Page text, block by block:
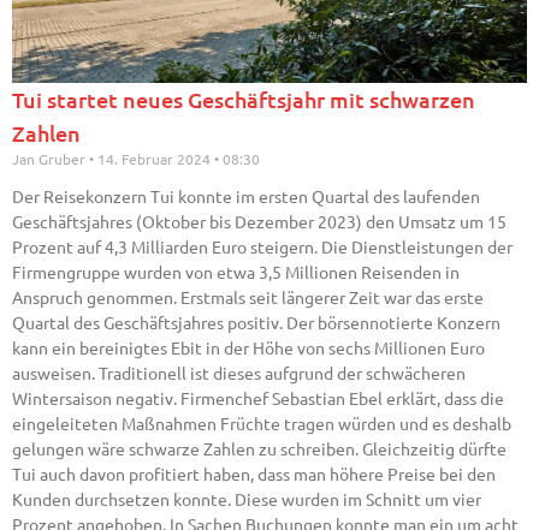
Tui startet neues Geschäftsjahr mit schwarzen
Zahlen
Jan Gruber 14. Februar 2024 08:30
Der Reisekonzern Tui konnte im ersten Quartal des laufenden
Geschäftsjahres (Oktober bis Dezember 2023) den Umsatz um 15
Prozent auf 4,3 Milliarden Euro steigern. Die Dienstleistungen der
Firmengruppe wurden von etwa 3,5 Millionen Reisenden in
Anspruch genommen. Erstmals seit längerer Zeit war das erste
Quartal des Geschäftsjahres positiv. Der börsennotierte Konzern
kann ein bereinigtes Ebit in der Höhe von sechs Millionen Euro
ausweisen. Traditionell ist dieses aufgrund der schwächeren
Wintersaison negativ. Firmenchef Sebastian Ebel erklärt, dass die
eingeleiteten Maßnahmen Früchte tragen würden und es deshalb
gelungen wäre schwarze Zahlen zu schreiben. Gleichzeitig dürfte
Tui auch davon profitiert haben, dass man höhere Preise bei den
Kunden durchsetzen konnte. Diese wurden im Schnitt um vier
Prozent angehoben. In Sachen Buchungen konnte man ein um acht